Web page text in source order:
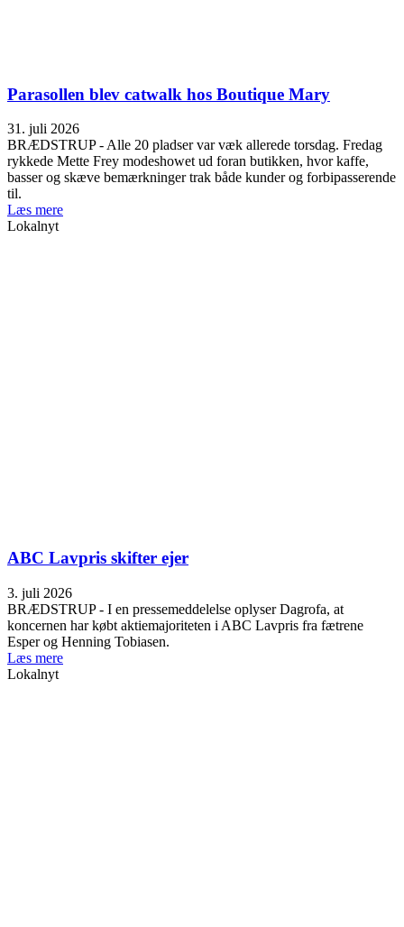
Parasollen blev catwalk hos Boutique Mary
31. juli 2026
BRÆDSTRUP - Alle 20 pladser var væk allerede torsdag. Fredag
rykkede Mette Frey modeshowet ud foran butikken, hvor kaffe,
basser og skæve bemærkninger trak både kunder og forbipasserende
til.
Læs mere
Lokalnyt
ABC Lavpris skifter ejer
3. juli 2026
BRÆDSTRUP - I en pressemeddelelse oplyser Dagrofa, at
koncernen har købt aktiemajoriteten i ABC Lavpris fra fætrene
Esper og Henning Tobiasen.
Læs mere
Lokalnyt